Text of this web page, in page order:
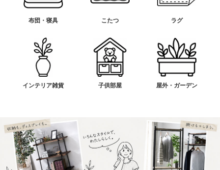
布団・寝具 こたつ ラグ
インテリア雑貨 子供部屋 屋外・ガーデン